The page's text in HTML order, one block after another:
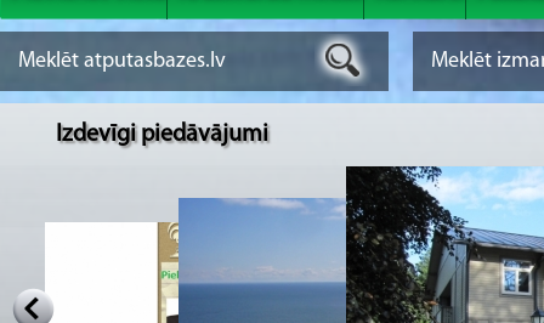
Izdevīgi piedāvājumi